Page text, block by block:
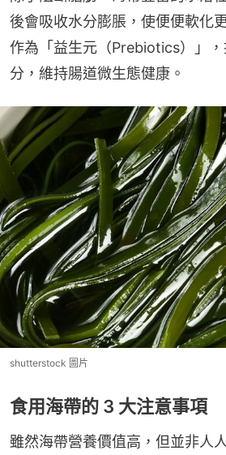
後會吸收水分膨脹，使便便軟化
作為「益生元（Prebiotics）」
分，維持腸道微生態健康。
shutterstock 圖片
食用海帶的 3 大注意事項
雖然海帶營養價值高，但並非人